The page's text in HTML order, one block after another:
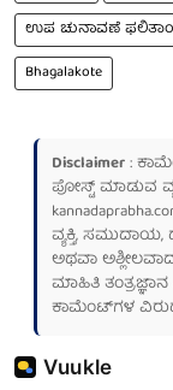
ಉಪ ಚುನಾವಣೆ
Bhagalakote
Disclaimer:
ಪೋಸ್ಟ್ ಮಾಡುವ
ವ್ಯಕ್ತಿ,
ಅಥವಾ
ಮಾಹಿತಿ
ಕಾಮೆಂಟ್‌ಗಳ